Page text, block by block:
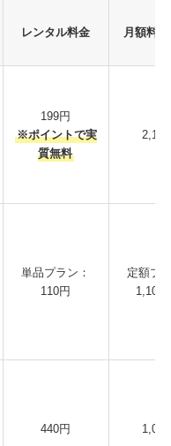
レンタル料金 月額料
199円
※ポイントで実
質無料
単品プラン：
110円
定額プ
1,100
440円